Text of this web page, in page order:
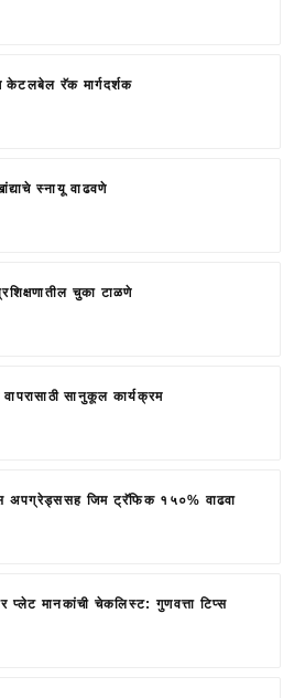
रॅक मार्गदर्शक
स्नायू वाढवणे
चुका टाळणे
सानुकूल कार्यक्रम
अपग्रेड्ससह जिम ट्रॅफिक १५०% वाढवा
प्लेट मानकांची चेकलिस्ट: गुणवत्ता टिप्स